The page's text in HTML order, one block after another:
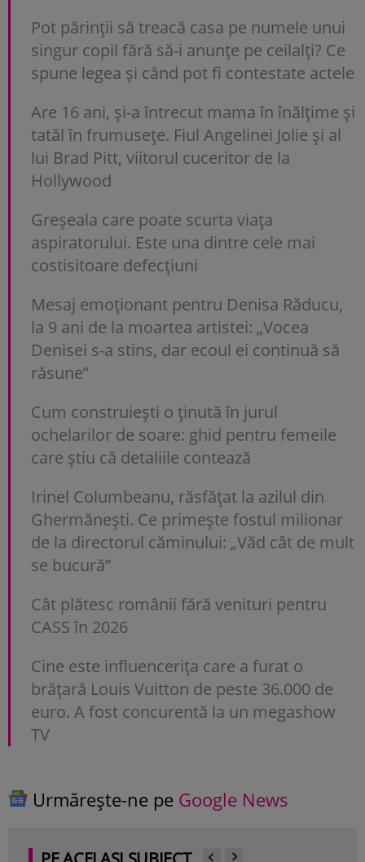
Pot părinții să treacă casa pe numele unui
singur copil fără să-i anunțe pe ceilalți? Ce
spune legea și când pot fi contestate actele
Are 16 ani, și-a întrecut mama în înălțime și
tatăl în frumusețe. Fiul Angelinei Jolie și al
lui Brad Pitt, viitorul cuceritor de la
Hollywood
Greșeala care poate scurta viața
aspiratorului. Este una dintre cele mai
costisitoare defecțiuni
Mesaj emoționant pentru Denisa Răducu,
la 9 ani de la moartea artistei: „Vocea
Denisei s-a stins, dar ecoul ei continuă să
răsune”
Cum construiești o ținută în jurul
ochelarilor de soare: ghid pentru femeile
care știu că detaliile contează
Irinel Columbeanu, răsfățat la azilul din
Ghermănești. Ce primește fostul milionar
de la directorul căminului: „Văd cât de mult
se bucură”
Cât plătesc românii fără venituri pentru
CASS în 2026
Cine este influencerița care a furat o
brățară Louis Vuitton de peste 36.000 de
euro. A fost concurentă la un megashow
TV
Urmărește-ne pe Google News